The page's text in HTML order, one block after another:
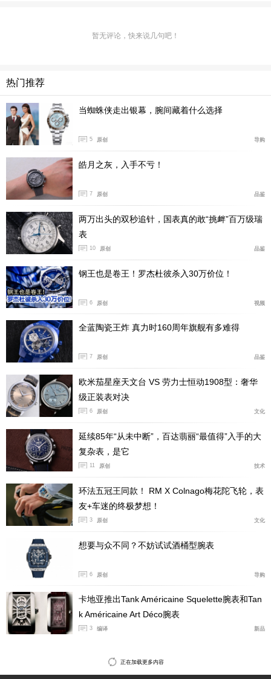
表上，我们就能直观感受到这种工艺优势。腕表采用了系
极佳，而上层的表壳中间结构还由缎面拉丝工艺点缀，这
种组合搭配通过强烈的光影对比，极大地增强了腕表的层
次感和立体感，也完美诠释了宇舶"融合的艺术"理念。
BIG BANG源型UNICO腕表的表壳，也经过重新设计，43
毫米表径，也在此前的BIG BANG 45毫米、44毫米、42
毫米最常用尺寸之间取得了平衡，不会过分偏大，也为腕
表的设计留足了表现空间，保持了视觉张力。
陶瓷滚花表圈也是初代BIG BANG的经典设计元素，包括
我们可以看到表侧的两个计时按钮使用的是原版的矩形按
钮，而不是如今BIG BANG UNICO的圆形泵式按钮。而BI
G BANG源型UNICO腕表人体工学设计也得到全面提升，
性，大大提升了腕表佩戴舒适度。
暂无评论，快来说几句吧！
热门推荐
当蜘蛛侠走出银幕，腕间藏着什么选择
5 原创 导购
皓月之灰，入手不亏！
7 原创 品鉴
两万出头的双秒追针，国表真的敢“挑衅”百万级瑞
表
10 原创 品鉴
钢王也是卷王！罗杰杜彼杀入30万价位！
6 原创 视频
全蓝陶瓷王炸 真力时160周年旗舰有多难得
7 原创 品鉴
欧米茄星座天文台 VS 劳力士恒动1908型：奢华
级正装表对决
6 原创 文化
延续85年“从未中断”，百达翡丽“最值得”入手的大
复杂表，是它
11 原创 技术
环法五冠王同款！ RM X Colnago梅花陀飞轮，表
友+车迷的终极梦想！
3 原创 文化
想要与众不同？不妨试试酒桶型腕表
6 原创 导购
卡地亚推出Tank Américaine Squelette腕表和Tan
k Américaine Art Déco腕表
3 编译 新品
正在加载更多内容